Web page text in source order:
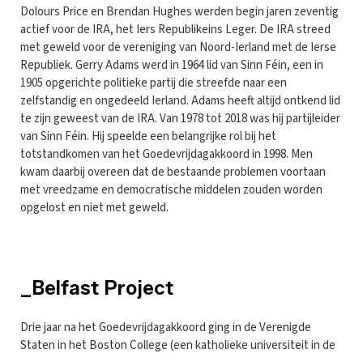
Dolours Price en Brendan Hughes werden begin jaren zeventig
actief voor de IRA, het Iers Republikeins Leger. De IRA streed
met geweld voor de vereniging van Noord-Ierland met de Ierse
Republiek. Gerry Adams werd in 1964 lid van Sinn Féin, een in
1905 opgerichte politieke partij die streefde naar een
zelfstandig en ongedeeld Ierland. Adams heeft altijd ontkend lid
te zijn geweest van de IRA. Van 1978 tot 2018 was hij partijleider
van Sinn Féin. Hij speelde een belangrijke rol bij het
totstandkomen van het Goedevrijdagakkoord in 1998. Men
kwam daarbij overeen dat de bestaande problemen voortaan
met vreedzame en democratische middelen zouden worden
opgelost en niet met geweld.
_Belfast Project
Drie jaar na het Goedevrijdagakkoord ging in de Verenigde
Staten in het Boston College (een katholieke universiteit in de